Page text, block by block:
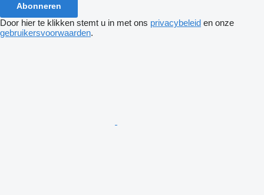
Abonneren
Door hier te klikken stemt u in met ons privacybeleid en onze
gebruikersvoorwaarden.